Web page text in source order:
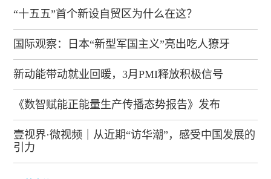
“十五五”首个新设自贸区为什么在这？
国际观察：日本“新型军国主义”亮出吃人獠牙
新动能带动就业回暖，3月PMI释放积极信号
《数智赋能正能量生产传播态势报告》发布
壹视界·微视频｜从近期“访华潮”，感受中国发展的
引力